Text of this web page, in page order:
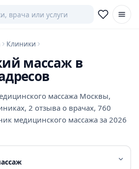
Клиники
массаж в
массажа Москвы,
2 отзыва о врачах, 760
медицинского массажа за 2026